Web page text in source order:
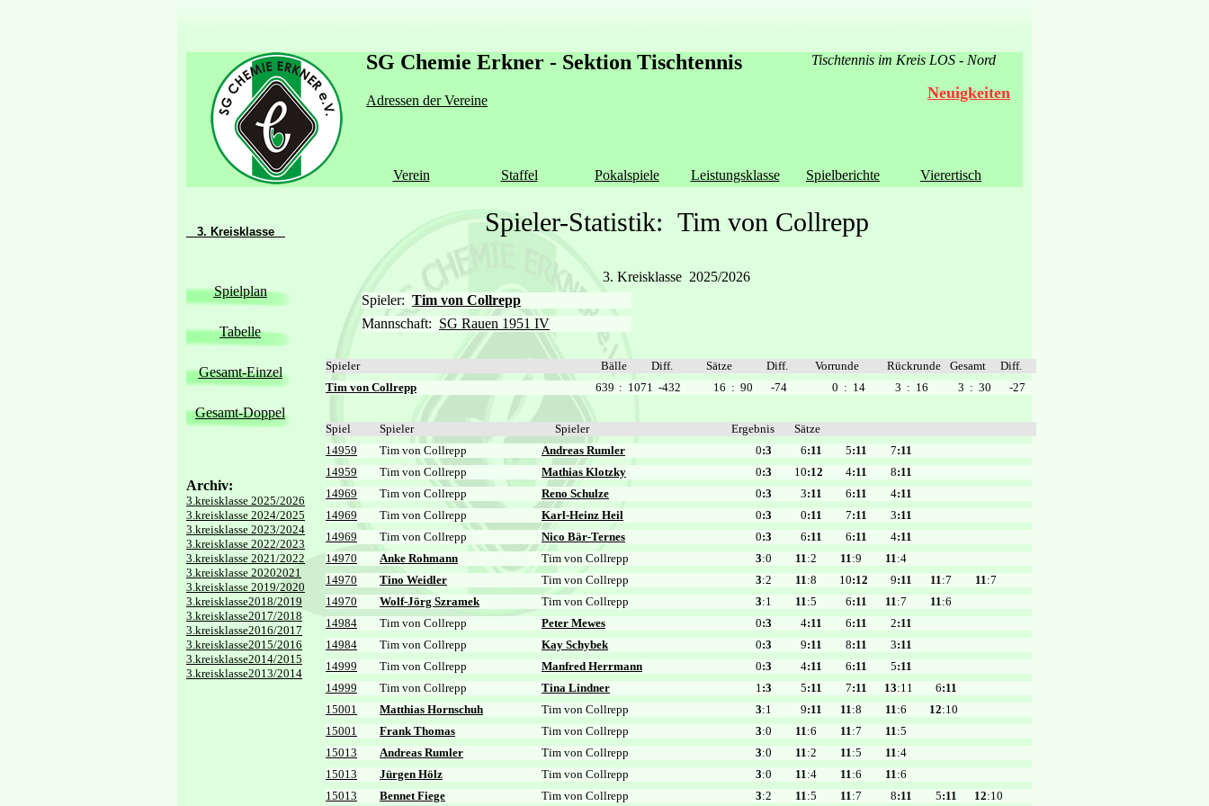
Tischtennis im Kreis LOS - Nord
SG Chemie Erkner - Sektion Tischtennis
Adressen der Vereine
Verein Staffel Pokalspiele Leistungsklasse Spielberichte Vierertisch
Neuigkeiten
3. Kreisklasse
Spielplan
Tabelle
Gesamt-Einzel
Gesamt-Doppel
Archiv:
3.kreisklasse 2025/2026
3.kreisklasse 2024/2025
3.kreisklasse 2023/2024
3.kreisklasse 2022/2023
3.kreisklasse 2021/2022
3.kreisklasse 20202021
3.kreisklasse 2019/2020
3.kreisklasse2018/2019
3.kreisklasse2017/2018
3.kreisklasse2016/2017
3.kreisklasse2015/2016
3.kreisklasse2014/2015
3.kreisklasse2013/2014
Spieler-Statistik: Tim von Collrepp
3. Kreisklasse 2025/2026
Spieler: Tim von Collrepp
Mannschaft: SG Rauen 1951 IV
Spieler Bälle Diff. Sätze Diff. Vorrunde Rückrunde Gesamt
Diff.
Tim von Collrepp
639 : 1071 -432 16 : 90 -74 0 : 14 3 : 16 3 : 30 -27
Spiel Spieler Spieler Ergebnis
Sätze
14959
Tim von Collrepp Andreas Rumler 0:3 6:11 5:11 7:11
14959
Tim von Collrepp Mathias Klotzky 0:3 10:12 4:11 8:11
14969
Tim von Collrepp Reno Schulze 0:3 3:11 6:11 4:11
14969
Tim von Collrepp Karl-Heinz Heil 0:3 0:11 7:11 3:11
14969
Tim von Collrepp Nico Bär-Ternes 0:3 6:11 6:11 4:11
14970
Anke Rohmann Tim von Collrepp 3:0 11:2 11:9 11:4
14970
Tino Weidler Tim von Collrepp 3:2 11:8 10:12 9:11 11:7 11:7
14970
Wolf-Jörg Szramek Tim von Collrepp 3:1 11:5 6:11 11:7 11:6
14984
Tim von Collrepp Peter Mewes 0:3 4:11 6:11 2:11
14984
Tim von Collrepp Kay Schybek 0:3 9:11 8:11 3:11
14999
Tim von Collrepp Manfred Herrmann 0:3 4:11 6:11 5:11
14999
Tim von Collrepp Tina Lindner 1:3 5:11 7:11 13:11 6:11
15001
Matthias Hornschuh Tim von Collrepp 3:1 9:11 11:8 11:6 12:10
15001
Frank Thomas Tim von Collrepp 3:0 11:6 11:7 11:5
15013
Andreas Rumler Tim von Collrepp 3:0 11:2 11:5 11:4
15013
Jürgen Hölz Tim von Collrepp 3:0 11:4 11:6 11:6
15013
Bennet Fiege Tim von Collrepp 3:2 11:5 11:7 8:11 5:11 12:10